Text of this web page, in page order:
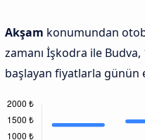
Akşam konumundan
zamanı İşkodra ile Budva,
başlayan fiyatlarla günün